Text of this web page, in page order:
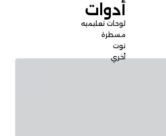
أدوات
لوحات تعليميه
مسطرة
نوت
أخري